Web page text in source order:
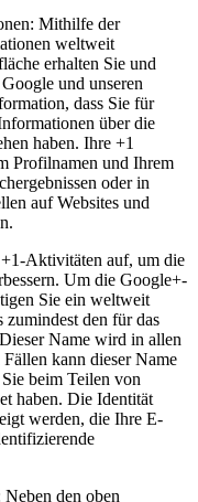
Mithilfe der
weltweit
erhalten Sie und
und unseren
dass Sie für
über die
haben. Ihre +1
Profilnamen und Ihrem
oder in
auf Websites und
Aktivitäten auf, um die
Um die Google+-
Sie ein weltweit
den für das
Name wird in allen
kann dieser Name
beim Teilen von
haben. Die Identität
werden, die Ihre E-
den oben